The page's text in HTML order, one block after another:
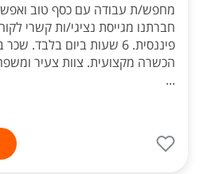
מחפש/ת עבודה עם כסף טוב
חברתנו מגייסת נציגי/ות קשרי
פיננסית. 6 שעות ביום בלבד.
הכשרה מקצועית. צוות צעיר
...